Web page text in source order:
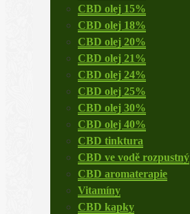
CBD olej 15%
CBD olej 18%
CBD olej 20%
CBD olej 21%
CBD olej 24%
CBD olej 25%
CBD olej 30%
CBD olej 40%
CBD tinktura
CBD ve vodě rozpustný
CBD aromaterapie
Vitamíny
CBD kapky